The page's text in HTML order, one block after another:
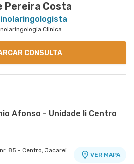
Pereira Costa
Clinica
CONSULTA
Afonso - Unidade Ii Centro
85 - Centro, Jacarei
VER MAPA